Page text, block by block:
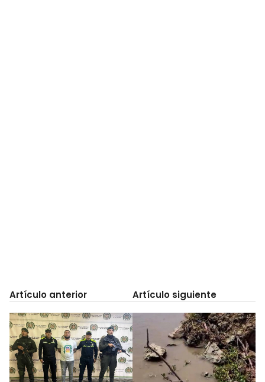
Artículo anterior Artículo siguiente